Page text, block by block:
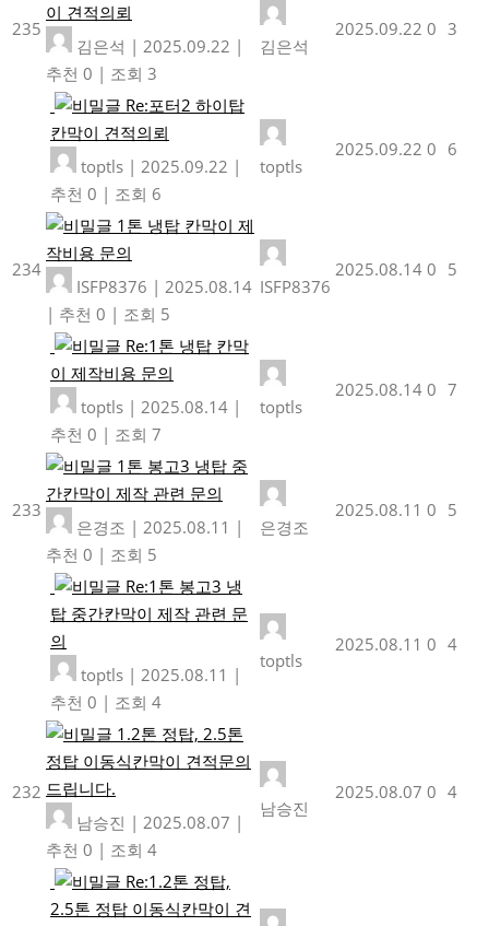
235
이 견적의뢰
김은석 | 2025.09.22 |
추천 0 | 조회 3
김은석
2025.09.22 0 3
Re:포터2 하이탑
칸막이 견적의뢰
toptls | 2025.09.22 |
추천 0 | 조회 6
toptls
2025.09.22 0 6
234
1톤 냉탑 칸막이 제
작비용 문의
ISFP8376 | 2025.08.14
| 추천 0 | 조회 5
ISFP8376
2025.08.14 0 5
Re:1톤 냉탑 칸막
이 제작비용 문의
toptls | 2025.08.14 |
추천 0 | 조회 7
toptls
2025.08.14 0 7
233
1톤 봉고3 냉탑 중
간칸막이 제작 관련 문의
은경조 | 2025.08.11 |
추천 0 | 조회 5
은경조
2025.08.11 0 5
Re:1톤 봉고3 냉
탑 중간칸막이 제작 관련 문
의
toptls | 2025.08.11 |
추천 0 | 조회 4
toptls
2025.08.11 0 4
232
1.2톤 정탑, 2.5톤
정탑 이동식칸막이 견적문의
드립니다.
남승진 | 2025.08.07 |
추천 0 | 조회 4
남승진
2025.08.07 0 4
Re:1.2톤 정탑,
2.5톤 정탑 이동식칸막이 견